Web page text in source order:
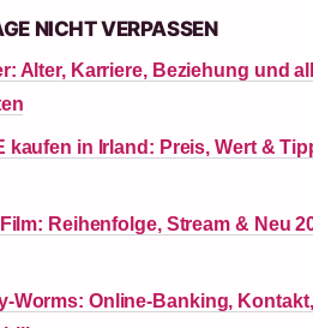
NICHT VERPASSEN
Alter, Karriere, Beziehung und
kaufen in Irland: Preis, Wert &
Reihenfolge, Stream & Neu
Worms: Online-Banking, Kontakt,